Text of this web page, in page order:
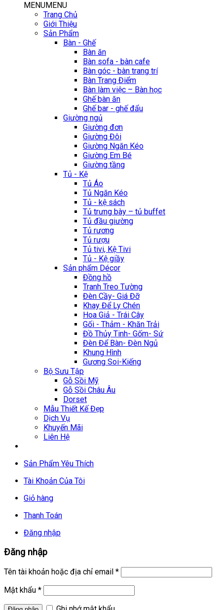
MENUMENU
Trang Chủ
Giới Thiệu
Sản Phẩm
Bàn - Ghế
Bàn ăn
Bàn sofa - bàn cafe
Bàn góc - bàn trang trí
Bàn Trang Điểm
Bàn làm việc – Bàn học
Ghế bàn ăn
Ghế bar - ghế đẩu
Giường ngủ
Giường đơn
Giường Đôi
Giường Ngăn Kéo
Giường Em Bé
Giường tầng
Tủ - Kệ
Tủ Áo
Tủ Ngăn Kéo
Tủ - kệ sách
Tủ trưng bày – tủ buffet
Tủ đầu giường
Tủ rương
Tủ rượu
Tủ tivi, Kệ Tivi
Tủ - Kệ giầy
Sản phẩm Décor
Đồng hồ
Tranh Treo Tường
Đèn Cầy- Giá Đỡ
Khay Để Ly Chén
Hoa Giả - Trái Cây
Gối - Thảm - Khăn Trải
Đồ Thủy Tinh- Gốm- Sứ
Đèn Để Bàn- Đèn Ngủ
Khung Hình
Gương Soi-Kiếng
Bộ Sưu Tập
Gỗ Sồi Mỹ
Gỗ Sồi Châu Âu
Dorset
Mẫu Thiết Kế Đẹp
Dịch Vụ
Khuyến Mãi
Liên Hệ
Sản Phẩm Yêu Thích
Tài Khoản Của Tôi
Giỏ hàng
Thanh Toán
Đăng nhập
Đăng nhập
Tên tài khoản hoặc địa chỉ email *
Mật khẩu *